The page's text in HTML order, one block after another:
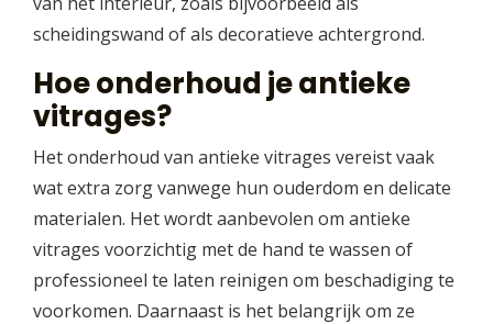
scheidingswand of als decoratieve achtergrond.
Hoe onderhoud je antieke
vitrages?
Het onderhoud van antieke vitrages vereist vaak
wat extra zorg vanwege hun ouderdom en delicate
materialen. Het wordt aanbevolen om antieke
vitrages voorzichtig met de hand te wassen of
professioneel te laten reinigen om beschadiging te
voorkomen. Daarnaast is het belangrijk om ze